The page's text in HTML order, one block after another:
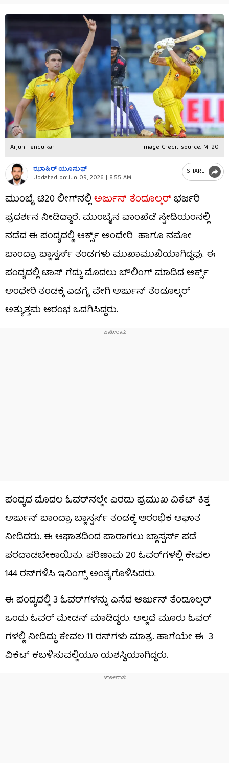
Arjun Tendulkar Image Credit source: MT20
ಝಾಹಿರ್ ಯೂಸುಫ್
Updated on:Jun 09, 2026 | 8:55 AM
SHARE
ಮುಂಬೈ ಟಿ20 ಲೀಗ್‌ನಲ್ಲಿಅರ್ಜುನ್ ತೆಂಡೂಲ್ಕರ್ಭರ್ಜರಿ
ಪ್ರದರ್ಶನ ನೀಡಿದ್ದಾರೆ. ಮುಂಬೈನ ವಾಂಖೆಡೆ ಸ್ಟೇಡಿಯಂನಲ್ಲಿ
ನಡೆದ ಈ ಪಂದ್ಯದಲ್ಲಿ ಆರ್ಕ್ಸ್ ಅಂಧೇರಿ ಹಾಗೂ ನಮೋ
ಬಾಂದ್ರಾ ಬ್ಲಾಸ್ಟರ್ಸ್ ತಂಡಗಳು ಮುಖಾಮುಖಿಯಾಗಿದ್ದವು. ಈ
ಪಂದ್ಯದಲ್ಲಿ ಟಾಸ್ ಗೆದ್ದು ಮೊದಲು ಬೌಲಿಂಗ್ ಮಾಡಿದ ಆರ್ಕ್ಸ್
ಅಂಧೇರಿ ತಂಡಕ್ಕೆ ಎಡಗೈ ವೇಗಿ ಅರ್ಜುನ್ ತೆಂಡೂಲ್ಕರ್
ಅತ್ಯುತ್ತಮ ಆರಂಭ ಒದಗಿಸಿದ್ದರು.
ಪಂದ್ಯದ ಮೊದಲ ಓವರ್‌ನಲ್ಲೇ ಎರಡು ಪ್ರಮುಖ ವಿಕೆಟ್ ಕಿತ್ತ
ಅರ್ಜುನ್ ಬಾಂದ್ರಾ ಬ್ಲಾಸ್ಟರ್ಸ್ ತಂಡಕ್ಕೆ ಆರಂಭಿಕ ಆಘಾತ
ನೀಡಿದರು. ಈ ಆಘಾತದಿಂದ ಪಾರಾಗಲು ಬ್ಲಾಸ್ಟರ್ಸ್​ ಪಡೆ
ಪರದಾಡಬೇಕಾಯಿತು. ಪರಿಣಾಮ 20 ಓವರ್​ಗಳಲ್ಲಿ ಕೇವಲ
144 ರನ್​ಗಳಿಸಿ ಇನಿಂಗ್ಸ್ ಅಂತ್ಯಗೊಳಿಸಿದರು.
ಈ ಪಂದ್ಯದಲ್ಲಿ 3 ಓವರ್​ಗಳನ್ನು ಎಸೆದ ಅರ್ಜುನ್ ತೆಂಡೂಲ್ಕರ್
ಒಂದು ಓವರ್ ಮೇಡನ್ ಮಾಡಿದ್ದರು. ಅಲ್ಲದೆ ಮೂರು ಓವರ್​​
ಗಳಲ್ಲಿ ನೀಡಿದ್ದು ಕೇವಲ 11 ರನ್​ಗಳು ಮಾತ್ರ. ಹಾಗೆಯೇ ಈ 3
ವಿಕೆಟ್ ಕಬಳಿಸುವಲ್ಲಿಯೂ ಯಶಸ್ವಿಯಾಗಿದ್ದರು.